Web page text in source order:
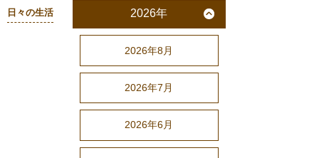
日々の生活 2026年
2026年8月
2026年7月
2026年6月